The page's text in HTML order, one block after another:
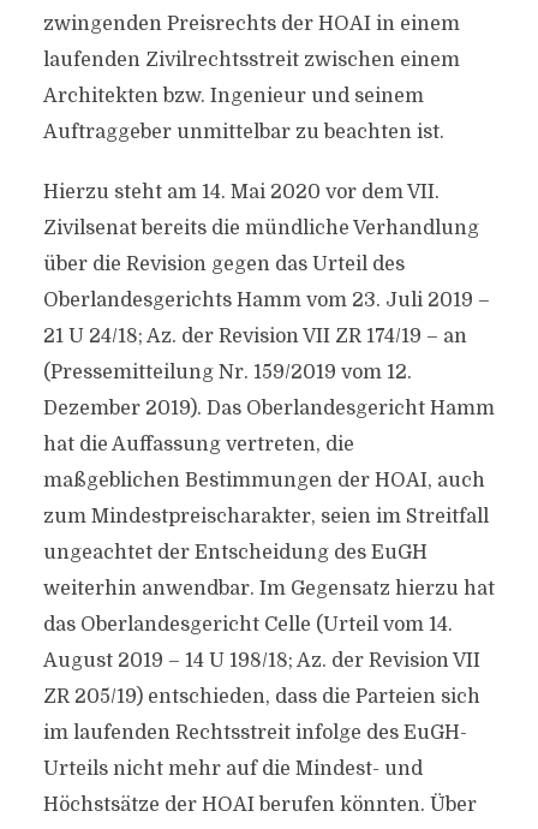
zwingenden Preisrechts der HOAI in einem
laufenden Zivilrechtsstreit zwischen einem
Architekten bzw. Ingenieur und seinem
Auftraggeber unmittelbar zu beachten ist.
Hierzu steht am 14. Mai 2020 vor dem VII.
Zivilsenat bereits die mündliche Verhandlung
über die Revision gegen das Urteil des
Oberlandesgerichts Hamm vom 23. Juli 2019 –
21 U 24/18; Az. der Revision VII ZR 174/19 – an
(Pressemitteilung Nr. 159/2019 vom 12.
Dezember 2019). Das Oberlandesgericht Hamm
hat die Auffassung vertreten, die
maßgeblichen Bestimmungen der HOAI, auch
zum Mindestpreischarakter, seien im Streitfall
ungeachtet der Entscheidung des EuGH
weiterhin anwendbar. Im Gegensatz hierzu hat
das Oberlandesgericht Celle (Urteil vom 14.
August 2019 – 14 U 198/18; Az. der Revision VII
ZR 205/19) entschieden, dass die Parteien sich
im laufenden Rechtsstreit infolge des EuGH-
Urteils nicht mehr auf die Mindest- und
Höchstsätze der HOAI berufen könnten. Über